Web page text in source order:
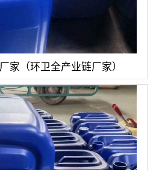
家（环卫全产业链厂家）